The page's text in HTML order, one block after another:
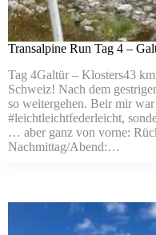
Transalpine Run Tag 4 –
Tag 4Galtür – Klosters43
Schweiz! Nach dem
so weitergehen. Beir mir
#leichtleichtfederleicht,
… aber ganz von vorne:
Nachmittag/Abend:…